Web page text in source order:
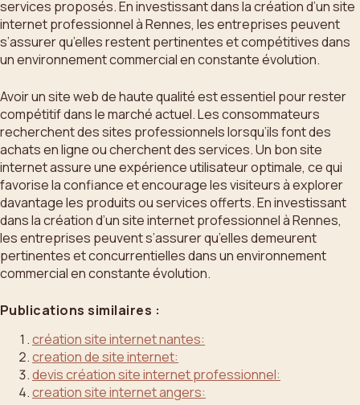
services proposés. En investissant dans la création d’un site
internet professionnel à Rennes, les entreprises peuvent
s’assurer qu’elles restent pertinentes et compétitives dans
un environnement commercial en constante évolution.
Avoir un site web de haute qualité est essentiel pour rester
compétitif dans le marché actuel. Les consommateurs
recherchent des sites professionnels lorsqu’ils font des
achats en ligne ou cherchent des services. Un bon site
internet assure une expérience utilisateur optimale, ce qui
favorise la confiance et encourage les visiteurs à explorer
davantage les produits ou services offerts. En investissant
dans la création d’un site internet professionnel à Rennes,
les entreprises peuvent s’assurer qu’elles demeurent
pertinentes et concurrentielles dans un environnement
commercial en constante évolution.
Publications similaires :
création site internet nantes:
creation de site internet:
devis création site internet professionnel:
creation site internet angers: